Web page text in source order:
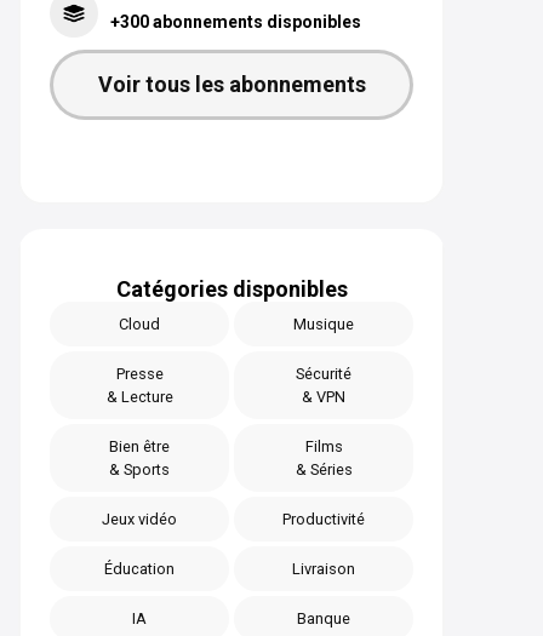
+300 abonnements disponibles
Voir tous les abonnements
Catégories disponibles
Cloud Musique
Presse
& Lecture
Sécurité
& VPN
Bien être
& Sports
Films
& Séries
Jeux vidéo Productivité
Éducation Livraison
IA Banque